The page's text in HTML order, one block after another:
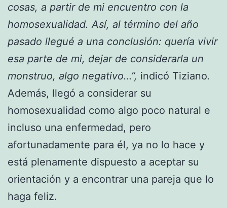
cosas, a partir de mi encuentro con la
homosexualidad. Así, al término del año
pasado llegué a una conclusión: quería vivir
esa parte de mi, dejar de considerarla un
monstruo, algo negativo…”, indicó Tiziano.
Además, llegó a considerar su
homosexualidad como algo poco natural e
incluso una enfermedad, pero
afortunadamente para él, ya no lo hace y
está plenamente dispuesto a aceptar su
orientación y a encontrar una pareja que lo
haga feliz.